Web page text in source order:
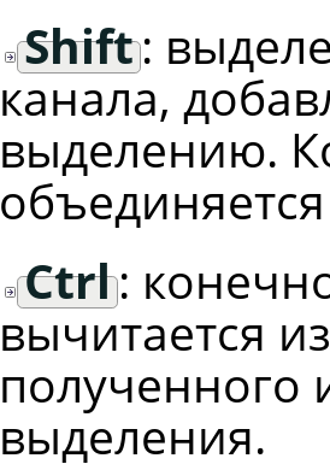
Shift:
канала,
выделению.
Ctrl:
вычитается
полученного
выделения.